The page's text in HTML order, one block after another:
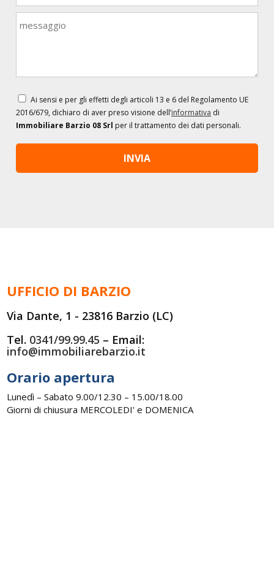
Ai sensi e per gli effetti degli articoli 13 e 6 del Regolamento UE
2016/679, dichiaro di aver preso visione dell’informativa di
Immobiliare Barzio 08 Srl per il trattamento dei dati personali.
UFFICIO DI BARZIO
Via Dante, 1 - 23816 Barzio (LC)
Tel. 0341/99.99.45 – Email:
info@immobiliarebarzio.it
Orario apertura
Lunedì – Sabato 9.00/12.30 – 15.00/18.00
Giorni di chiusura MERCOLEDI' e DOMENICA